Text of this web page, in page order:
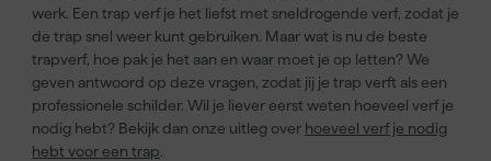
werk. Een trap verf je het liefst met sneldrogende verf, zodat je
de trap snel weer kunt gebruiken. Maar wat is nu de beste
trapverf, hoe pak je het aan en waar moet je op letten? We
geven antwoord op deze vragen, zodat jij je trap verft als een
professionele schilder. Wil je liever eerst weten hoeveel verf je
nodig hebt? Bekijk dan onze uitleg over hoeveel verf je nodig
hebt voor een trap.